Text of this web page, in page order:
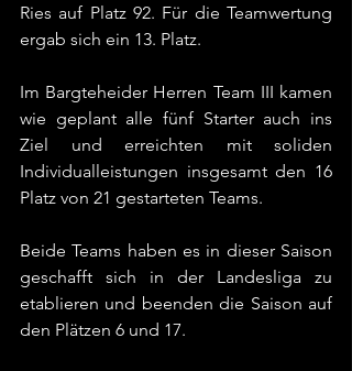
Ries auf Platz 92. Für die Teamwertung
ergab sich ein 13. Platz.
Im Bargteheider Herren Team III kamen
wie geplant alle fünf Starter auch ins
Ziel und erreichten mit soliden
Individualleistungen insgesamt den 16
Platz von 21 gestarteten Teams.
Beide Teams haben es in dieser Saison
geschafft sich in der Landesliga zu
etablieren und beenden die Saison auf
den Plätzen 6 und 17.